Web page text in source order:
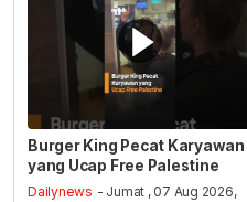
Burger King Pecat Karyawan
yang Ucap Free Palestine
Dailynews - Jumat , 07 Aug 2026,